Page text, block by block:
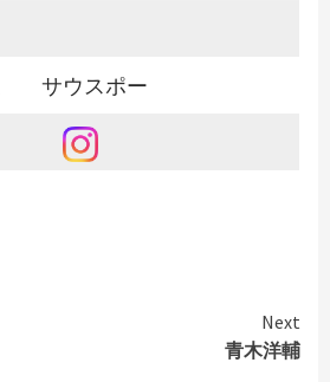
サウスポー
Next
青木洋輔